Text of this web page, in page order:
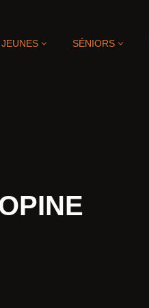
JEUNES SÉNIORS